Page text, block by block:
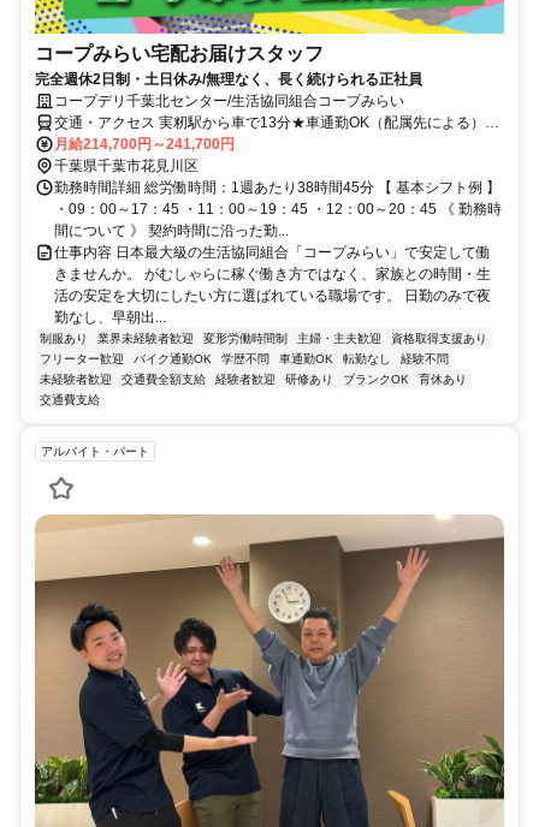
コープみらい宅配お届けスタッフ
完全週休2日制・土日休み/無理なく、長く続けられる正社員
コープデリ千葉北センター/生活協同組合コープみらい
交通・アクセス 実籾駅から車で13分★車通勤OK（配属先による）※
配属先は、入職時期や各センターの人員状況を踏まえ、本人の希望を
考慮した上で、募集場所を含む通勤可能な範囲のセンターから決定し
ます。
月給214,700円～241,700円
千葉県千葉市花見川区
勤務時間詳細 総労働時間：1週あたり38時間45分 【 基本シフト例 】
・09：00～17：45 ・11：00～19：45 ・12：00～20：45 《 勤務時
間について 》 契約時間に沿った勤...
仕事内容 日本最大級の生活協同組合「コープみらい」で安定して働
きませんか。 がむしゃらに稼ぐ働き方ではなく、家族との時間・生
活の安定を大切にしたい方に選ばれている職場です。 日勤のみで夜
勤なし、早朝出...
制服あり 業界未経験者歓迎 変形労働時間制 主婦・主夫歓迎
資格取得支援あり
フリーター歓迎
バイク通勤OK 学歴不問 車通勤OK 転勤なし
経験不問
未経験者歓迎
交通費全額支給 経験者歓迎 研修あり ブランクOK
育休あり
交通費支給
アルバイト・パート